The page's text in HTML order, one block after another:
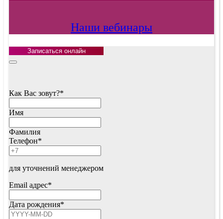
Наши вебинары
Записаться онлайн
Как Вас зовут?*
Имя
Фамилия
Телефон*
для уточнений менеджером
Email адрес*
Email*
Дата рождения*